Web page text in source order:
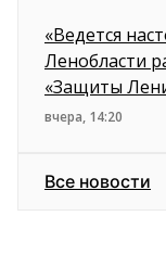
«Ведется
Ленобласти
«Защиты
вчера, 14:20
Все новости